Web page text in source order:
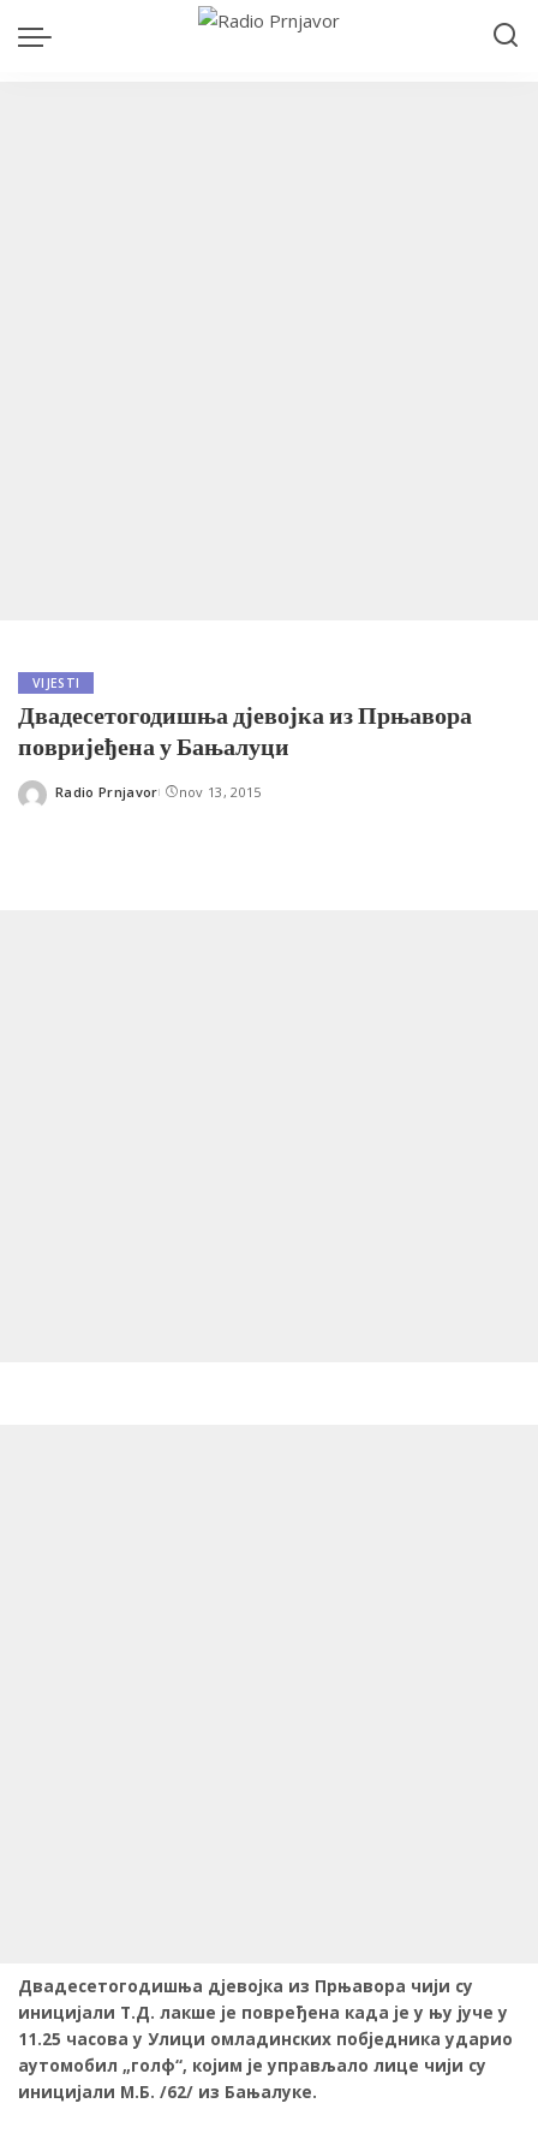
VIJESTI
Двадесетогодишња дјевојка из Прњавора
повријеђена у Бањалуци
Posted
Radio Prnjavor nov 13, 2015
Двадесетогодишња дјевојка из Прњавора чији су
иницијали Т.Д. лакше је повређена када је у њу јуче у
11.25 часова у Улици омладинских побједника ударио
аутомобил „голф“, којим је управљало лице чији су
иницијали М.Б. /62/ из Бањалуке.